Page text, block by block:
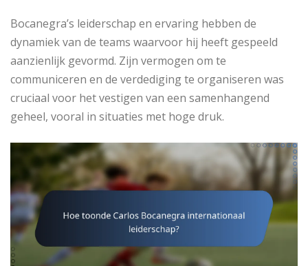
Bocanegra’s leiderschap en ervaring hebben de
dynamiek van de teams waarvoor hij heeft gespeeld
aanzienlijk gevormd. Zijn vermogen om te
communiceren en de verdediging te organiseren was
cruciaal voor het vestigen van een samenhangend
geheel, vooral in situaties met hoge druk.